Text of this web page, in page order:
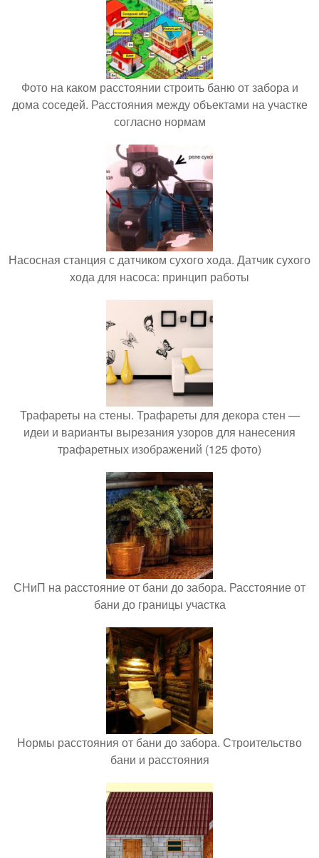
Фото на каком расстоянии строить баню от забора и
дома соседей. Расстояния между объектами на участке
согласно нормам
Насосная станция с датчиком сухого хода. Датчик сухого
хода для насоса: принцип работы
Трафареты на стены. Трафареты для декора стен —
идеи и варианты вырезания узоров для нанесения
трафаретных изображений (125 фото)
СНиП на расстояние от бани до забора. Расстояние от
бани до границы участка
Нормы расстояния от бани до забора. Строительство
бани и расстояния